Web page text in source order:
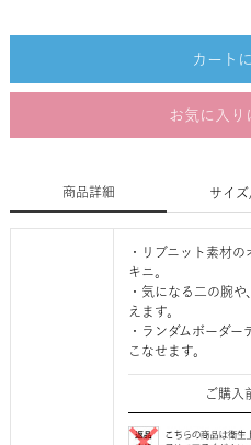
カート
お気に入り
商品詳細 サイ
・リブニット素材
キニ。
・気になる二の腕
えます。
・ランダムボーダ
こなせます。
ご購入